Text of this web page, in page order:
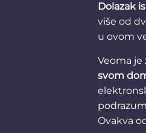
Dolazak
više od
u ovom
Veoma je
svom
Ovakva